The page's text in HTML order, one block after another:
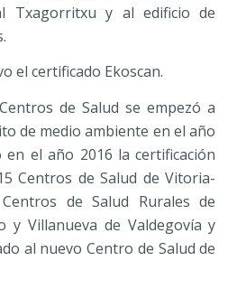
Txagorritxu y al edificio de
el certificado Ekoscan.
de Salud se empezó a
de medio ambiente en el año
en el año 2016 la certificación
Centros de Salud de Vitoria-
de Salud Rurales de
y Villanueva de Valdegovía y
al nuevo Centro de Salud de